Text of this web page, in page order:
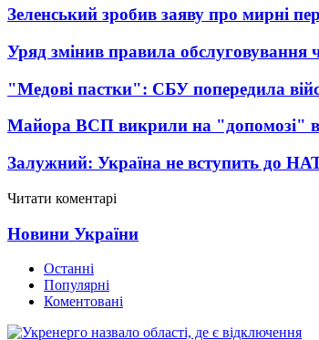
Зеленський зробив заяву про мирні
Уряд змінив правила обслуговування
"Медові пастки": СБУ попередила
Майора ВСП викрили на "допомозі"
Залужний: Україна не вступить до
Читати коментарі
Новини України
Останні
Популярні
Коментовані